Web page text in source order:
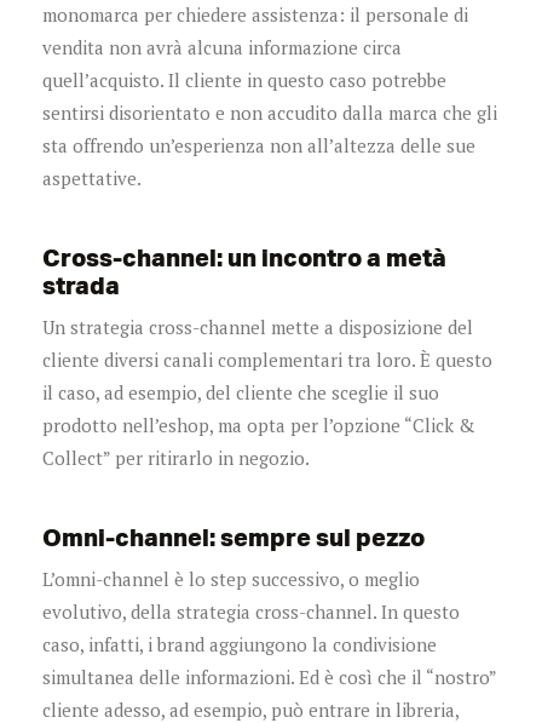
monomarca per chiedere assistenza: il personale di
vendita non avrà alcuna informazione circa
quell’acquisto. Il cliente in questo caso potrebbe
sentirsi disorientato e non accudito dalla marca che gli
sta offrendo un’esperienza non all’altezza delle sue
aspettative.
Cross-channel: un incontro a metà
strada
Un strategia cross-channel mette a disposizione del
cliente diversi canali complementari tra loro. È questo
il caso, ad esempio, del cliente che sceglie il suo
prodotto nell’eshop, ma opta per l’opzione “Click &
Collect” per ritirarlo in negozio.
Omni-channel: sempre sul pezzo
L’omni-channel è lo step successivo, o meglio
evolutivo, della strategia cross-channel. In questo
caso, infatti, i brand aggiungono la condivisione
simultanea delle informazioni. Ed è così che il “nostro”
cliente adesso, ad esempio, può entrare in libreria,